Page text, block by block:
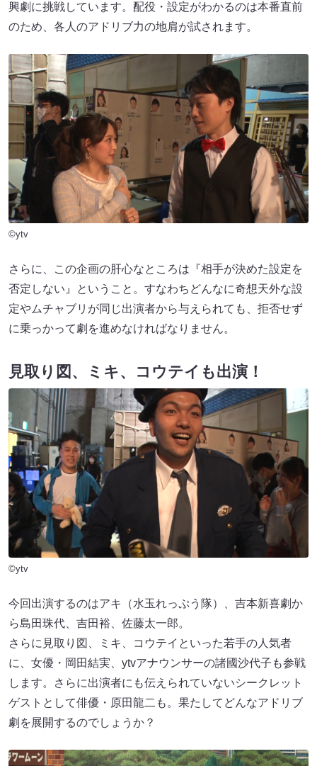
興劇に挑戦しています。配役・設定がわかるのは本番直前
のため、各人のアドリブ力の地肩が試されます。
©ytv
さらに、この企画の肝心なところは『相手が決めた設定を
否定しない』ということ。すなわちどんなに奇想天外な設
定やムチャブリが同じ出演者から与えられても、拒否せず
に乗っかって劇を進めなければなりません。
見取り図、ミキ、コウテイも出演！
©ytv
今回出演するのはアキ（水玉れっぷう隊）、吉本新喜劇か
ら島田珠代、吉田裕、佐藤太一郎。
さらに見取り図、ミキ、コウテイといった若手の人気者
に、女優・岡田結実、ytvアナウンサーの諸國沙代子も参戦
します。さらに出演者にも伝えられていないシークレット
ゲストとして俳優・原田龍二も。果たしてどんなアドリブ
劇を展開するのでしょうか？